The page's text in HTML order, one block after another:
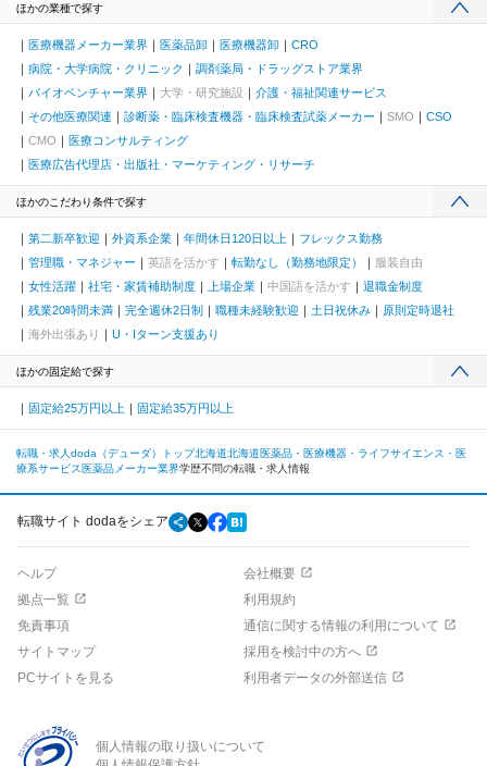
ほかの業種で探す
医療機器メーカー業界 医薬品卸 医療機器卸
CRO
病院・大学病院・クリニック
調剤薬局・ドラッグストア業界
バイオベンチャー業界
大学・研究施設
介護・福祉関連サービス
その他医療関連
診断薬・臨床検査機器・臨床検査試薬メーカー SMO
CSO
CMO
医療コンサルティング
医療広告代理店・出版社・マーケティング・リサーチ
ほかのこだわり条件で探す
第二新卒歓迎 外資系企業 年間休日120日以上
フレックス勤務
管理職・マネジャー
英語を活かす 転勤なし（勤務地限定）
服装自由
女性活躍
社宅・家賃補助制度 上場企業 中国語を活かす
退職金制度
残業20時間未満
完全週休2日制 職種未経験歓迎 土日祝休み
原則定時退社
海外出張あり
U・Iターン支援あり
ほかの固定給で探す
固定給25万円以上 固定給35万円以上
転職・求人doda（デューダ）トップ北海道北海道医薬品・医療機器・ライフサイエンス・医
療系サービス 医薬品メーカー業界学歴不問の転職・求人情報
転職サイト dodaをシェア
ヘルプ
会社概要
拠点一覧
利用規約
免責事項
通信に関する情報の利用について
サイトマップ
採用を検討中の方へ
PCサイトを見る
利用者データの外部送信
個人情報の取り扱いについて